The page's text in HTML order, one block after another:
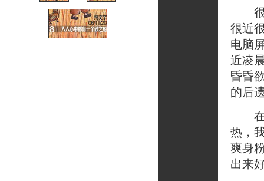
很
很近
电脑
近凌
昏昏
的后
在
热，
爽身
出来